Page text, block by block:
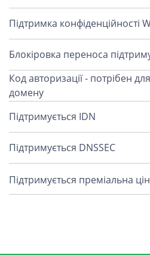
Підтримка конфіденційності
Блокіровка переноса
Код авторизації - потрібен
домену
Підтримується IDN
Підтримується DNSSEC
Підтримується преміальна